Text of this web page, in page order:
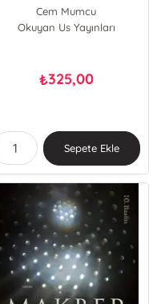
Cem Mumcu
Okuyan Us Yayınları
₺325,00
Sepete Ekle